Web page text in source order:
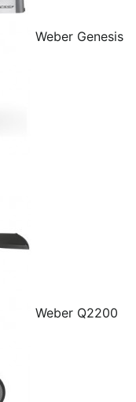
Weber Genesis
Weber Q2200